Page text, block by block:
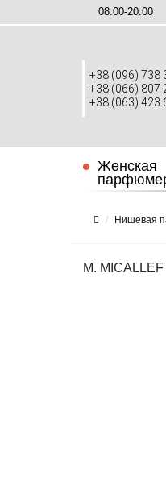
08:00-20:00
+38 (096) 738
+38 (066) 807
+38 (063) 423
Женская
Нишевая
M.